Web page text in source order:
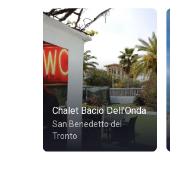
Chalet Bacio Dell'Onda
San Benedetto del
Tronto